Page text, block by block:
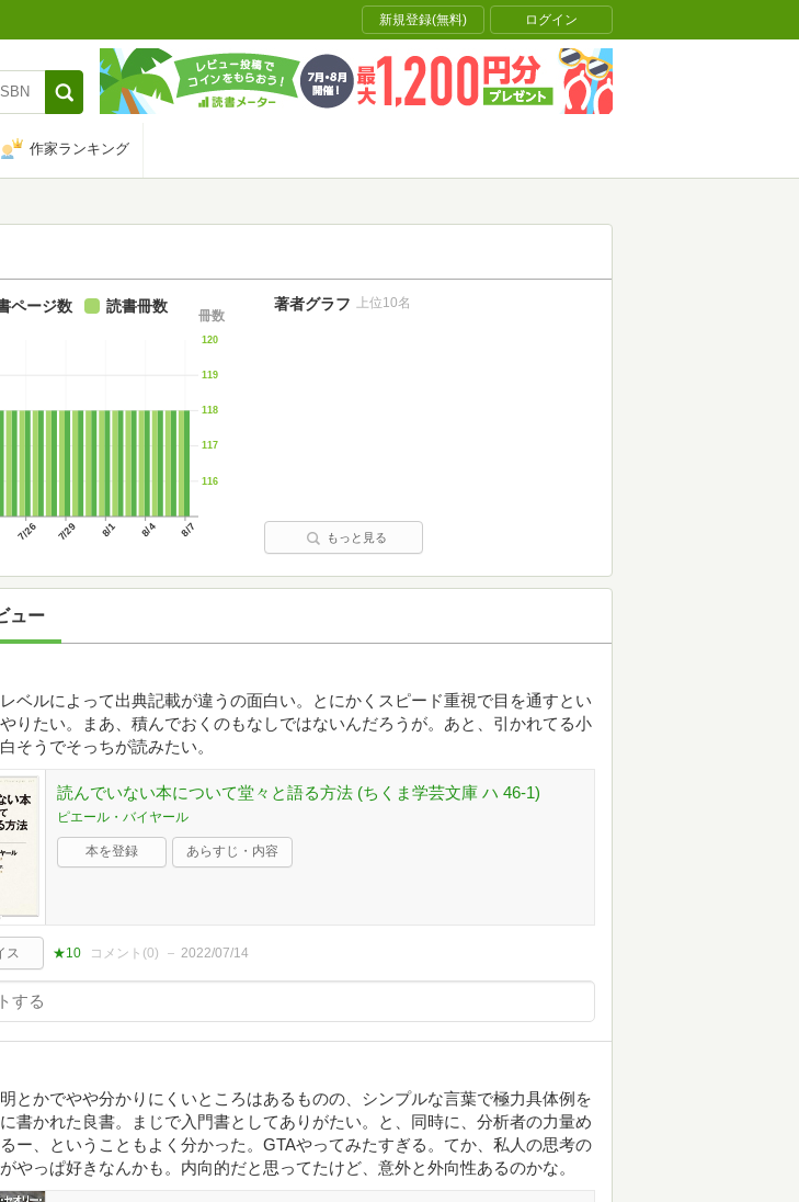
新規登録(無料) ログイン
作家ランキング
7/26 7/29 8/1 8/4 8/7
116
117
118
119
120
冊数
ページ数 読書冊数 著者グラフ 上位10名
もっと見る
ュー
ベルによって出典記載が違うの面白い。とにかくスピード重視で目を通すとい
りたい。まあ、積んでおくのもなしではないんだろうが。あと、引かれてる小
そうでそっちが読みたい。
読んでいない本について堂々と語る方法 (ちくま学芸文庫 ハ 46-1)
ピエール・バイヤール
本を登録 あらすじ・内容
ス ★10 コメント(0) 2022/07/14
とかでやや分かりにくいところはあるものの、シンプルな言葉で極力具体例を
書かれた良書。まじで入門書としてありがたい。と、同時に、分析者の力量め
ー、ということもよく分かった。GTAやってみたすぎる。てか、私人の思考の
やっぱ好きなんかも。内向的だと思ってたけど、意外と外向性あるのかな。